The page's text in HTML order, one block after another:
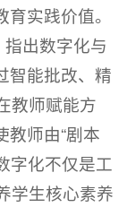
实践价值。
指出数字化与
智能批改、精
教师赋能方
教师由“剧本
字化不仅是工
学生核心素养